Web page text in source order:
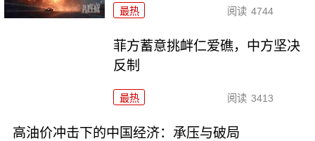
最热 阅读 4744
菲方蓄意挑衅仁爱礁，中方坚决
反制
最热 阅读 3413
高油价冲击下的中国经济：承压与破局